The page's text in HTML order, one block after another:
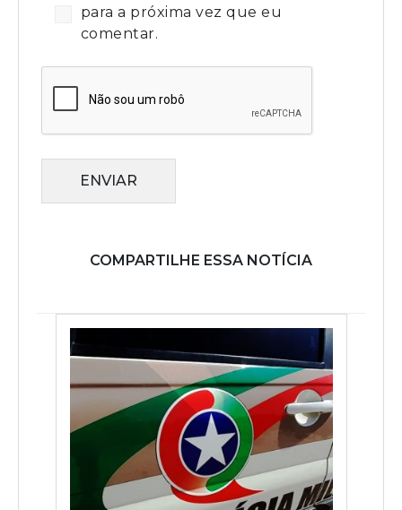
para a próxima vez que eu
comentar.
ENVIAR
COMPARTILHE ESSA NOTÍCIA